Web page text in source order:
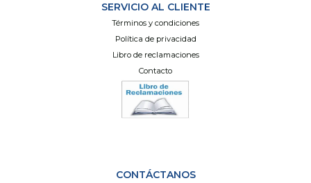
SERVICIO AL CLIENTE
Términos y condiciones
Política de privacidad
Libro de reclamaciones
Contacto
CONTÁCTANOS